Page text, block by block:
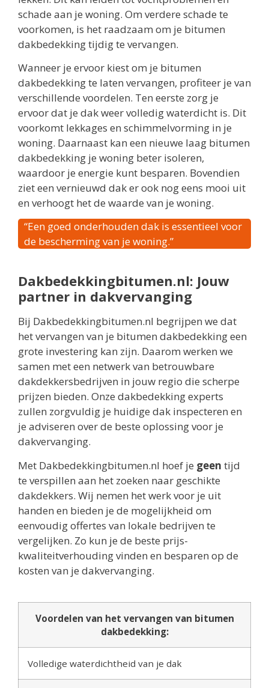
schade aan je woning. Om verdere schade te
voorkomen, is het raadzaam om je bitumen
dakbedekking tijdig te vervangen.
Wanneer je ervoor kiest om je bitumen
dakbedekking te laten vervangen, profiteer je van
verschillende voordelen. Ten eerste zorg je
ervoor dat je dak weer volledig waterdicht is. Dit
voorkomt lekkages en schimmelvorming in je
woning. Daarnaast kan een nieuwe laag bitumen
dakbedekking je woning beter isoleren,
waardoor je energie kunt besparen. Bovendien
ziet een vernieuwd dak er ook nog eens mooi uit
en verhoogt het de waarde van je woning.
“Een goed onderhouden dak is essentieel voor
de bescherming van je woning.”
Dakbedekkingbitumen.nl: Jouw
partner in dakvervanging
Bij Dakbedekkingbitumen.nl begrijpen we dat
het vervangen van je bitumen dakbedekking een
grote investering kan zijn. Daarom werken we
samen met een netwerk van betrouwbare
dakdekkersbedrijven in jouw regio die scherpe
prijzen bieden. Onze dakbedekking experts
zullen zorgvuldig je huidige dak inspecteren en
je adviseren over de beste oplossing voor je
dakvervanging.
Met Dakbedekkingbitumen.nl hoef je geen tijd
te verspillen aan het zoeken naar geschikte
dakdekkers. Wij nemen het werk voor je uit
handen en bieden je de mogelijkheid om
eenvoudig offertes van lokale bedrijven te
vergelijken. Zo kun je de beste prijs-
kwaliteitverhouding vinden en besparen op de
kosten van je dakvervanging.
Voordelen van het vervangen van bitumen
dakbedekking:
Volledige waterdichtheid van je dak